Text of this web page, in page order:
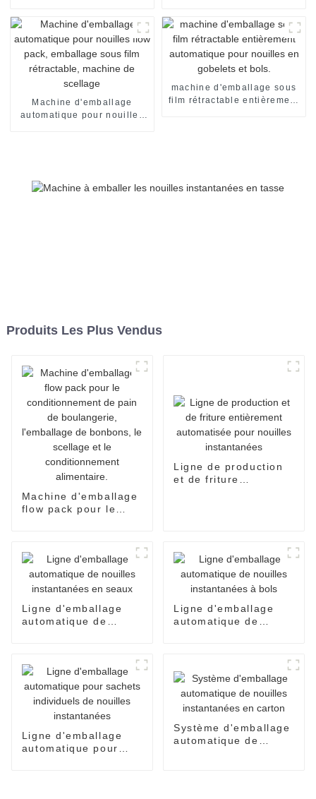
Machine d'emballage
automatique pour nouilles
machine d'emballage sous
film rétractable entièrement
Produits Les Plus Vendus
Machine d'emballage
flow pack pour le
bonbons, le scellage
et le conditionnement
alimentaire.
Ligne de production
et de friture
Ligne d'emballage
automatique de
Ligne d'emballage
automatique de
Ligne d'emballage
automatique pour
Système d'emballage
automatique de